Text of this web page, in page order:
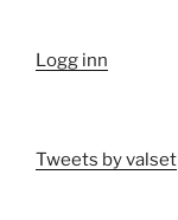
Logg inn
Tweets by valset